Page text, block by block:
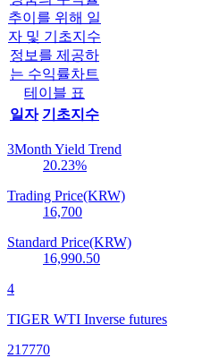
추이를 위해 일
자 및 기초지수
정보를 제공하
는 수익률차트
테이블 표
일자 기초지수
3Month Yield Trend
20.23%
Trading Price(KRW)
16,700
Standard Price(KRW)
16,990.50
4
TIGER WTI Inverse futures
217770